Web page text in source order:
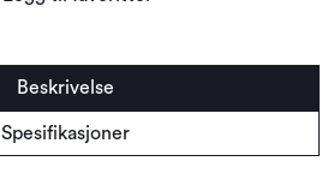
Beskrivelse
Spesifikasjoner